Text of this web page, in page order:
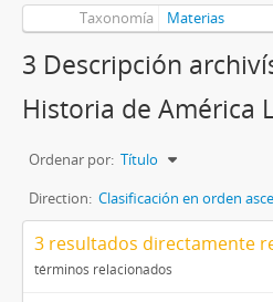
Taxonomía Materias
3 Descripción
Historia de América
Ordenar por: Título
Direction: Clasificación en orden
3 resultados directamente
términos relacionados